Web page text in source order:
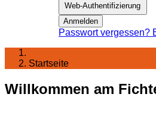
Web-Authentifizierung
Anmelden
Passwort vergessen?
Startseite
Willkommen am